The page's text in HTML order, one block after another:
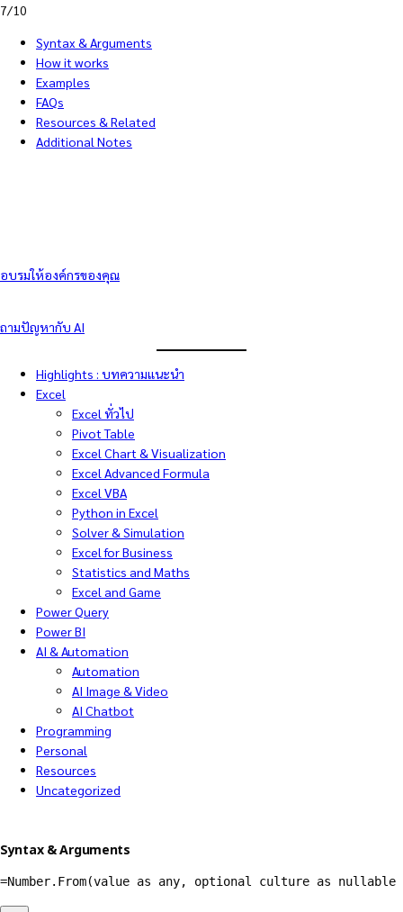
7/10
Syntax & Arguments
How it works
Examples
FAQs
Resources & Related
Additional Notes
อบรมให้องค์กรของคุณ
ถามปัญหากับ AI
Highlights : บทความแนะนำ
Excel
Excel ทั่วไป
Pivot Table
Excel Chart & Visualization
Excel Advanced Formula
Excel VBA
Python in Excel
Solver & Simulation
Excel for Business
Statistics and Maths
Excel and Game
Power Query
Power BI
AI & Automation
Automation
AI Image & Video
AI Chatbot
Programming
Personal
Resources
Uncategorized
Syntax & Arguments
=Number.From(value as any, optional culture as nullable